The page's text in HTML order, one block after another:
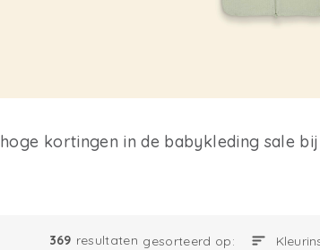
kortingen in de babykleding sale
369 resultaten gesorteerd op: